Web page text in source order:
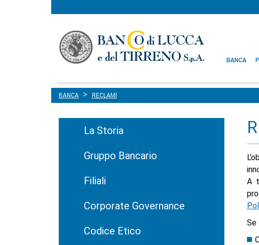
principale
BANCA
BANCA RECLAMI
La Storia
Gruppo Bancario
Filiali
Corporate Governance
Codice Etico
A
Se